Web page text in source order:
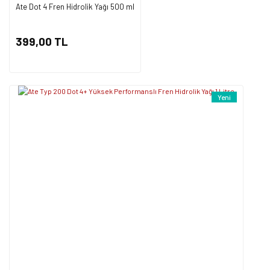
Ate Dot 4 Fren Hidrolik Yağı 500 ml
399,00 TL
Yeni